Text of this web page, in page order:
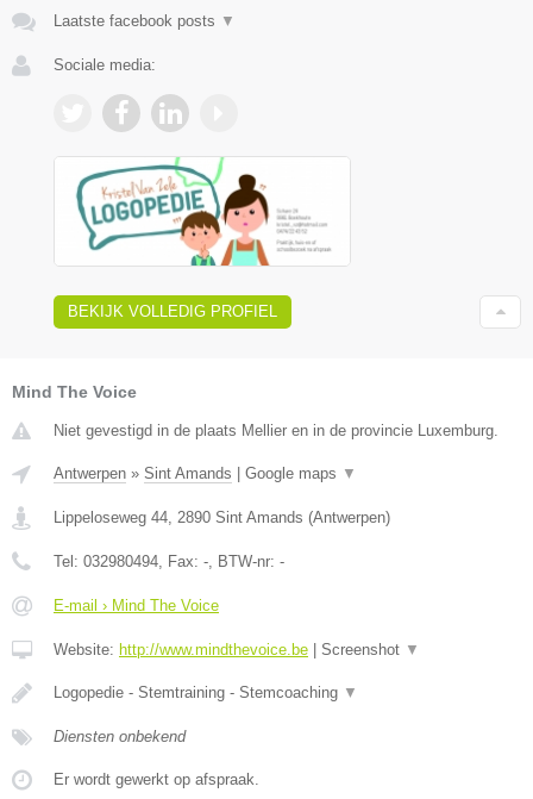
Laatste facebook posts ▼
Sociale media:
BEKIJK VOLLEDIG PROFIEL
Mind The Voice
Niet gevestigd in de plaats Mellier en in de provincie Luxemburg.
Antwerpen » Sint Amands Google maps ▼
Lippeloseweg 44, 2890 Sint Amands (Antwerpen)
Tel: 032980494, Fax: -, BTW-nr: -
E-mail › Mind The Voice
Website: http://www.mindthevoice.be Screenshot ▼
Logopedie - Stemtraining - Stemcoaching ▼
Diensten onbekend
Er wordt gewerkt op afspraak.